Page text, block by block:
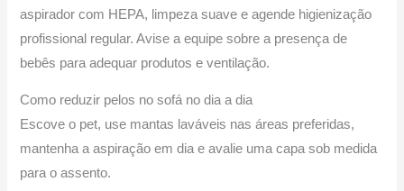
aspirador com HEPA, limpeza suave e agende higienização
profissional regular. Avise a equipe sobre a presença de
bebês para adequar produtos e ventilação.
Como reduzir pelos no sofá no dia a dia
Escove o pet, use mantas laváveis nas áreas preferidas,
mantenha a aspiração em dia e avalie uma capa sob medida
para o assento.